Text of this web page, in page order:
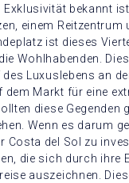
Exklusivität bekannt
einem Reitzentrum
ist dieses
Wohlhabenden.
Luxuslebens an
dem Markt für eine
diese Gegenden
Wenn es darum
Costa del Sol zu
die sich durch ihre
auszeichnen.